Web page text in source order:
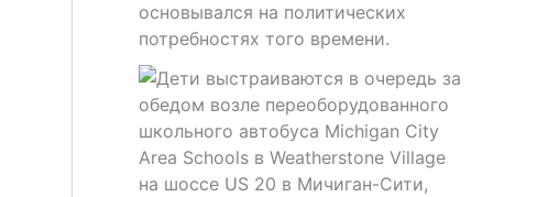
основывался на политических
потребностях того времени.